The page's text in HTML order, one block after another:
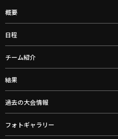
概要
日程
チーム紹介
結果
過去の大会情報
フォトギャラリー